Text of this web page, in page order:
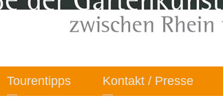
Tourentipps Kontakt / Presse